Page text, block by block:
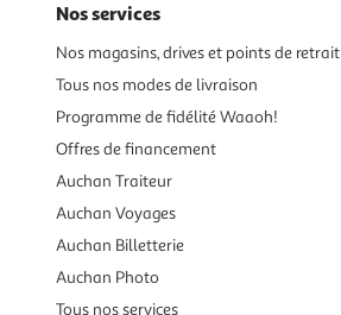
Nos services
Nos magasins, drives et points de retrait
Tous nos modes de livraison
Programme de fidélité Waaoh!
Offres de financement
Auchan Traiteur
Auchan Voyages
Auchan Billetterie
Auchan Photo
Tous nos services